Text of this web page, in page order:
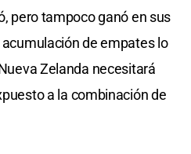
pero tampoco ganó en sus
de empates lo
Zelanda necesitará
a la combinación de